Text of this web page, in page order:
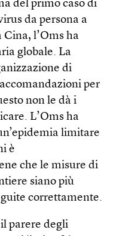
del primo caso di
da persona a
l’Oms ha
globale. La
di
per
non le dà i
L’Oms ha
limitare
è
che le misure di
siano più
correttamente.
parere degli